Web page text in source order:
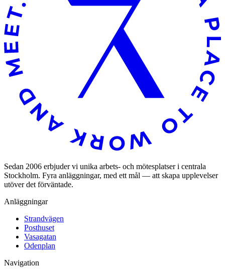
Sedan 2006 erbjuder vi unika arbets- och mötesplatser i centrala
Stockholm. Fyra anläggningar, med ett mål — att skapa upplevelser
utöver det förväntade.
Anläggningar
Strandvägen
Posthuset
Vasagatan
Odenplan
Navigation